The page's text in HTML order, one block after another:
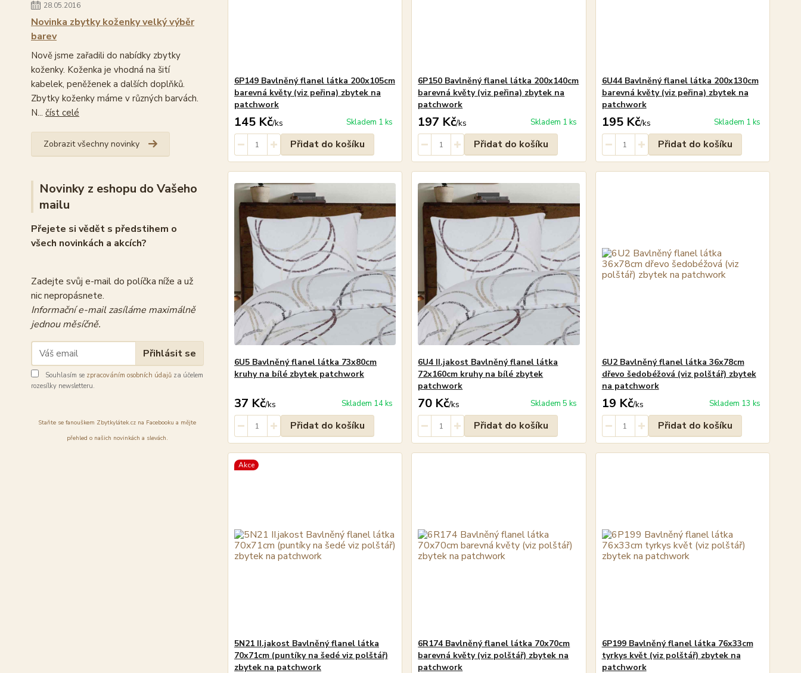
28.05.2016
Novinka zbytky koženky velký výběr
barev
Nově jsme zařadili do nabídky zbytky
koženky. Koženka je vhodná na šití
kabelek, peněženek a dalších doplňků.
Zbytky koženky máme v různých barvách.
N... číst celé
Zobrazit všechny novinky
Novinky z eshopu do Vašeho
mailu
Přejete si vědět s předstihem o
všech novinkách a akcích?
Zadejte svůj e-mail do políčka níže a už
nic nepropásnete.
Informační e-mail zasíláme maximálně
jednou měsíčně.
Přihlásit se
Souhlasím se zpracováním osobních údajů za účelem
rozesílky newsletteru.
Staňte se fanouškem Zbytkylátek.cz na Facebooku a mějte
přehled o našich novinkách a slevách.
6P149 Bavlněný flanel látka 200x105cm
barevná květy (viz peřina) zbytek na
patchwork
145 Kč/ks Skladem 1 ks
Přidat do košíku
6P150 Bavlněný flanel látka 200x140cm
barevná květy (viz peřina) zbytek na
patchwork
197 Kč/ks Skladem 1 ks
Přidat do košíku
6U44 Bavlněný flanel látka 200x130cm
barevná květy (viz peřina) zbytek na
patchwork
195 Kč/ks Skladem 1 ks
Přidat do košíku
6U5 Bavlněný flanel látka 73x80cm
kruhy na bílé zbytek patchwork
37 Kč/ks Skladem 14 ks
Přidat do košíku
6U4 II.jakost Bavlněný flanel látka
72x160cm kruhy na bílé zbytek
patchwork
70 Kč/ks Skladem 5 ks
Přidat do košíku
6U2 Bavlněný flanel látka 36x78cm
dřevo šedobéžová (viz polštář) zbytek
na patchwork
19 Kč/ks Skladem 13 ks
Přidat do košíku
Akce
5N21 II.jakost Bavlněný flanel látka
70x71cm (puntíky na šedé viz polštář)
zbytek na patchwork
6R174 Bavlněný flanel látka 70x70cm
barevná květy (viz polštář) zbytek na
patchwork
6P199 Bavlněný flanel látka 76x33cm
tyrkys květ (viz polštář) zbytek na
patchwork